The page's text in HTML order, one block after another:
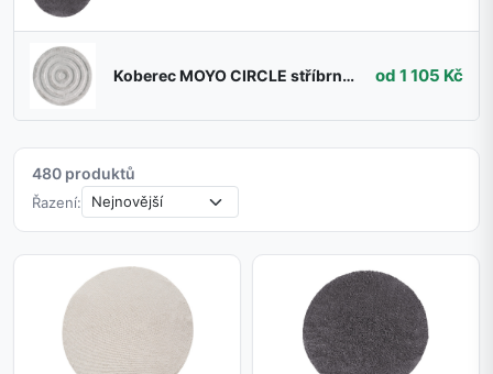
Koberec MOYO CIRCLE stříbrný kruh od 1 105 Kč
480 produktů
Řazení: